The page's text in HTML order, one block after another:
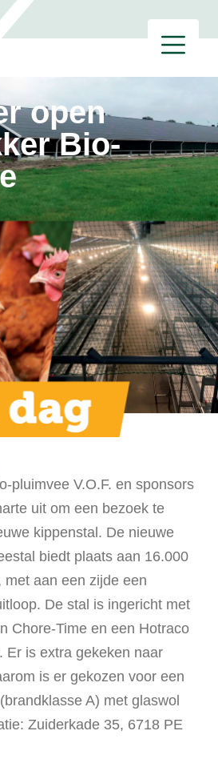
open
Bio-
pluimvee V.O.F. en sponsors
uit om een bezoek te
kippenstal. De nieuwe
biedt plaats aan 16.000
met aan een zijde een
De stal is ingericht met
Chore-Time en een Hotraco
Er is extra gekeken naar
is er gekozen voor een
A) met glaswol
Zuiderkade 35, 6718 PE